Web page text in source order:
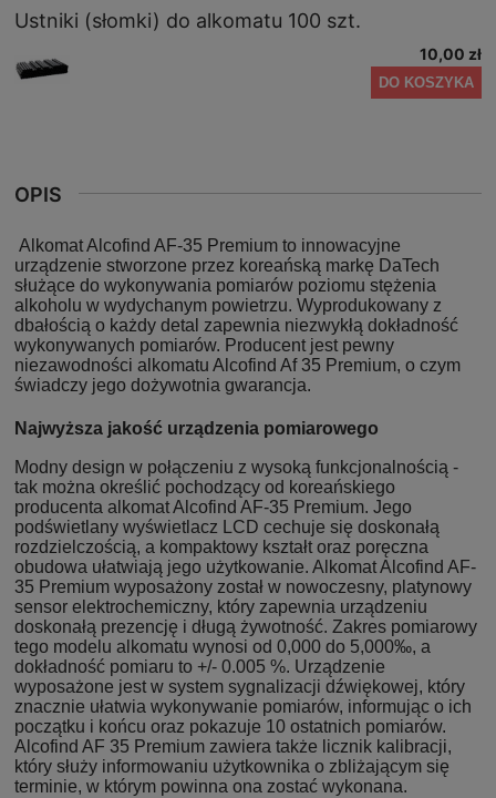
Ustniki (słomki) do alkomatu 100 szt.
10,00 zł
DO KOSZYKA
OPIS
Alkomat Alcofind AF-35 Premium to innowacyjne
urządzenie stworzone przez koreańską markę DaTech
służące do wykonywania pomiarów poziomu stężenia
alkoholu w wydychanym powietrzu. Wyprodukowany z
dbałością o każdy detal zapewnia niezwykłą dokładność
wykonywanych pomiarów. Producent jest pewny
niezawodności alkomatu Alcofind Af 35 Premium, o czym
świadczy jego dożywotnia gwarancja.
Najwyższa jakość urządzenia pomiarowego
Modny design w połączeniu z wysoką funkcjonalnością -
tak można określić pochodzący od koreańskiego
producenta alkomat Alcofind AF-35 Premium. Jego
podświetlany wyświetlacz LCD cechuje się doskonałą
rozdzielczością, a kompaktowy kształt oraz poręczna
obudowa ułatwiają jego użytkowanie. Alkomat Alcofind AF-
35 Premium wyposażony został w nowoczesny, platynowy
sensor elektrochemiczny, który zapewnia urządzeniu
doskonałą prezencję i długą żywotność. Zakres pomiarowy
tego modelu alkomatu wynosi od 0,000 do 5,000‰, a
dokładność pomiaru to +/- 0.005 %. Urządzenie
wyposażone jest w system sygnalizacji dźwiękowej, który
znacznie ułatwia wykonywanie pomiarów, informując o ich
początku i końcu oraz pokazuje 10 ostatnich pomiarów.
Alcofind AF 35 Premium zawiera także licznik kalibracji,
który służy informowaniu użytkownika o zbliżającym się
terminie, w którym powinna ona zostać wykonana.